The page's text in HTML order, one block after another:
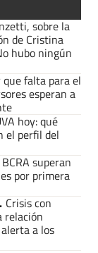
sobre la
de Cristina
hubo ningún
que falta para el
esperan a
hoy: qué
el perfil del
superan
por primera
. Crisis con
relación
a los